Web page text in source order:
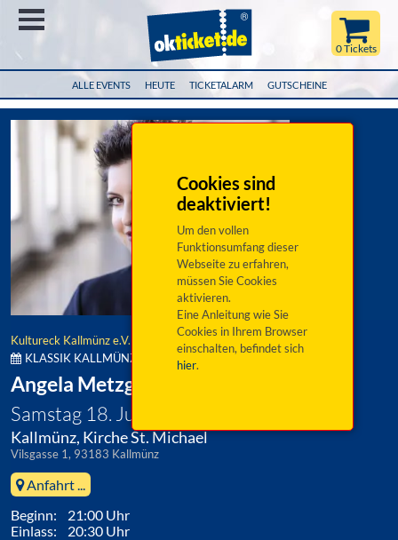
ALLE EVENTS HEUTE TICKETALARM GUTSCHEINE
0 Tickets
Cookies sind
deaktiviert!
Um den vollen
Funktionsumfang dieser
Webseite zu erfahren,
müssen Sie Cookies
aktivieren.
Eine Anleitung wie Sie
Cookies in Ihrem Browser
einschalten, befindet sich
hier.
Kultureck Kallmünz e.V.
KLASSIK KALLMÜNZ | PREMIERE 2026:
Angela Metzger | Orgelkonzert
Samstag 18. Juli 2026
Kallmünz, Kirche St. Michael
Vilsgasse 1, 93183 Kallmünz
Anfahrt ...
Beginn: 21:00 Uhr
Einlass: 20:30 Uhr